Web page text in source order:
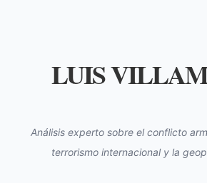
LUIS
Análisis experto sobre el conflicto
terrorismo internacional y la